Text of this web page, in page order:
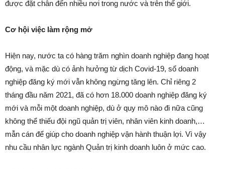
được đặt chân đến nhiều nơi trong nước và trên thế giới.
Cơ hội việc làm rộng mở
Hiện nay, nước ta có hàng trăm nghìn doanh nghiệp đang hoạt
động, và mặc dù có ảnh hưởng từ dịch Covid-19, số doanh
nghiệp đăng ký mới vẫn không ngừng tăng lên. Chỉ riêng 2
tháng đầu năm 2021, đã có hơn 18.000 doanh nghiệp đăng ký
mới và mỗi một doanh nghiệp, dù ở quy mô nào đi nữa cũng
không thể thiếu đội ngũ quản trị viên, nhân viên kinh doanh,…
mẫn cán để giúp cho doanh nghiệp vận hành thuận lợi. Vì vậy
nhu cầu nhân lực ngành Quản trị kinh doanh luôn ở mức cao.